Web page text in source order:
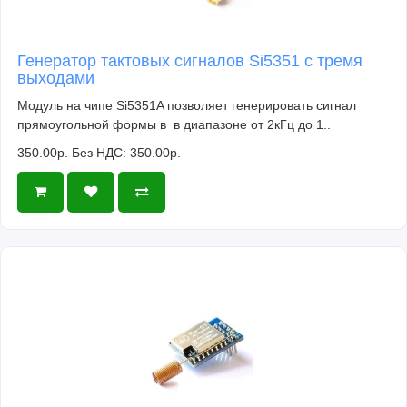
Генератор тактовых сигналов Si5351 с тремя
выходами
Модуль на чипе Si5351A позволяет генерировать сигнал
прямоугольной формы в в диапазоне от 2кГц до 1..
350.00р. Без НДС: 350.00р.